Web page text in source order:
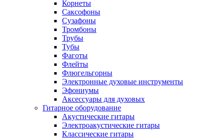
Корнеты
Саксофоны
Сузафоны
Тромбоны
Трубы
Тубы
Фаготы
Флейты
Флюгельгорны
Электронные духовые инструменты
Эфониумы
Аксессуары для духовых
Гитарное оборудование
Акустические гитары
Электроакустические гитары
Классические гитары